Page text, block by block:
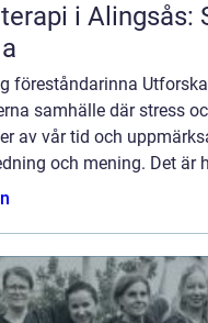
i Alingsås:
föreståndarinna
samhälle där stress
av vår tid och
och mening. Det är